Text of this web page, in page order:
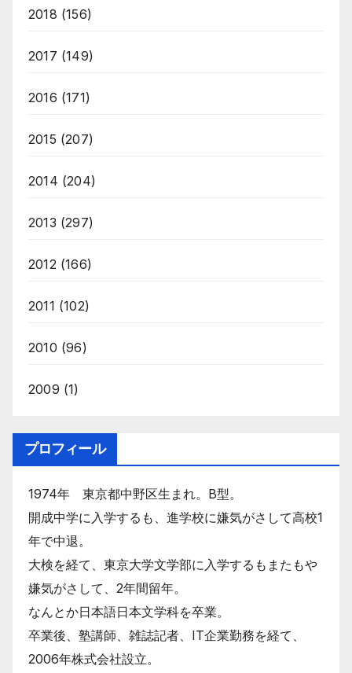
2018 (156)
2017 (149)
2016 (171)
2015 (207)
2014 (204)
2013 (297)
2012 (166)
2011 (102)
2010 (96)
2009 (1)
プロフィール
1974年 東京都中野区生まれ。B型。
開成中学に入学するも、進学校に嫌気がさして高校1
年で中退。
大検を経て、東京大学文学部に入学するもまたもや
嫌気がさして、2年間留年。
なんとか日本語日本文学科を卒業。
卒業後、塾講師、雑誌記者、IT企業勤務を経て、
2006年株式会社設立。